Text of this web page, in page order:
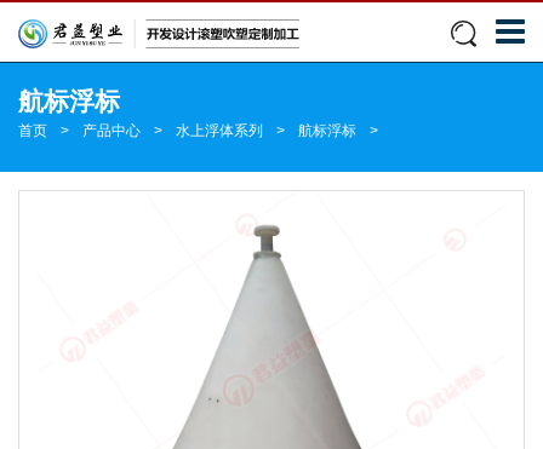
航标浮标
首页 > 产品中心 > 水上浮体系列 > 航标浮标 >